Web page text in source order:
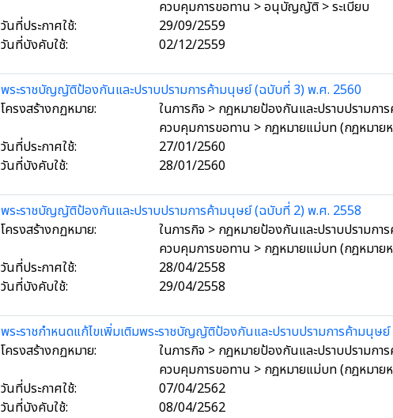
ควบคุมการขอทาน > อนุบัญญัติ > ระเบียบ
วันที่ประกาศใช้:
29/09/2559
วันที่บังคับใช้:
02/12/2559
พระราชบัญญัติป้องกันและปราบปรามการค้ามนุษย์ (ฉบับที่ 3) พ.ศ. 2560
โครงสร้างกฏหมาย:
ในภารกิจ > กฎหมายป้องกันและปราบปรามกา
ควบคุมการขอทาน > กฎหมายแม่บท (กฎหมา
วันที่ประกาศใช้:
27/01/2560
วันที่บังคับใช้:
28/01/2560
พระราชบัญญัติป้องกันและปราบปรามการค้ามนุษย์ (ฉบับที่ 2) พ.ศ. 2558
โครงสร้างกฏหมาย:
ในภารกิจ > กฎหมายป้องกันและปราบปรามกา
ควบคุมการขอทาน > กฎหมายแม่บท (กฎหมา
วันที่ประกาศใช้:
28/04/2558
วันที่บังคับใช้:
29/04/2558
พระราชกำหนดแก้ไขเพิ่มเติมพระราชบัญญัติป้องกันและปราบปรามการค้ามนุษ
โครงสร้างกฏหมาย:
ในภารกิจ > กฎหมายป้องกันและปราบปรามกา
ควบคุมการขอทาน > กฎหมายแม่บท (กฎหมา
วันที่ประกาศใช้:
07/04/2562
วันที่บังคับใช้:
08/04/2562